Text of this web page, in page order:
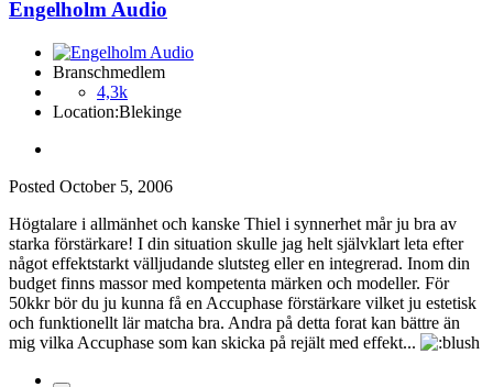
Engelholm Audio
Branschmedlem
4,3k
Location:Blekinge
Posted October 5, 2006
Högtalare i allmänhet och kanske Thiel i synnerhet mår ju bra av
starka förstärkare! I din situation skulle jag helt självklart leta efter
något effektstarkt välljudande slutsteg eller en integrerad. Inom din
budget finns massor med kompetenta märken och modeller. För
50kkr bör du ju kunna få en Accuphase förstärkare vilket ju estetisk
och funktionellt lär matcha bra. Andra på detta forat kan bättre än
mig vilka Accuphase som kan skicka på rejält med effekt...